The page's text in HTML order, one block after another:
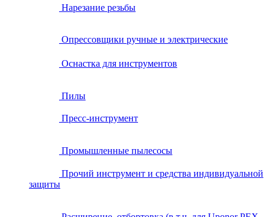
Нарезание резьбы
Опрессовщики ручные и электрические
Оснастка для инструментов
Пилы
Пресс-инструмент
Промышленные пылесосы
Прочий инструмент и средства индивидуальной
защиты